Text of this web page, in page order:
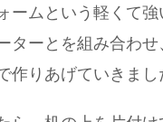
ームという軽くて
ターとを組み合わ
作りあげていきまし